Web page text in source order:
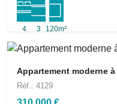
4 3 120m²
Appartement moderne
Réf.: 4129